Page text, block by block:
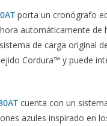
porta un cronógrafo
automáticamente de
de carga original
Cordura™ y puede
cuenta con un
azules inspirado en